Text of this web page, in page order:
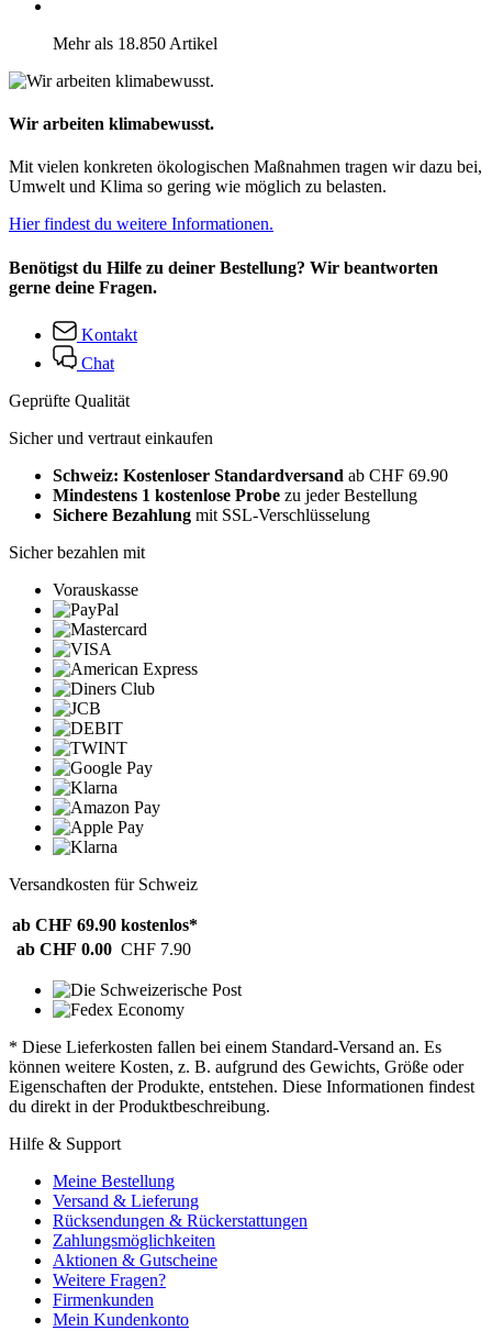
Mehr als 18.850 Artikel
Wir arbeiten klimabewusst.
Mit vielen konkreten ökologischen Maßnahmen tragen wir dazu bei,
Umwelt und Klima so gering wie möglich zu belasten.
Hier findest du weitere Informationen.
Benötigst du Hilfe zu deiner Bestellung? Wir beantworten
gerne deine Fragen.
Kontakt
Chat
Geprüfte Qualität
Sicher und vertraut einkaufen
Schweiz: Kostenloser Standardversand ab CHF 69.90
Mindestens 1 kostenlose Probe zu jeder Bestellung
Sichere Bezahlung mit SSL-Verschlüsselung
Sicher bezahlen mit
Vorauskasse
Versandkosten für Schweiz
ab CHF 69.90 kostenlos*
ab CHF 0.00 CHF 7.90
* Diese Lieferkosten fallen bei einem Standard-Versand an. Es
können weitere Kosten, z. B. aufgrund des Gewichts, Größe oder
Eigenschaften der Produkte, entstehen. Diese Informationen findest
du direkt in der Produktbeschreibung.
Hilfe & Support
Meine Bestellung
Versand & Lieferung
Rücksendungen & Rückerstattungen
Zahlungsmöglichkeiten
Aktionen & Gutscheine
Weitere Fragen?
Firmenkunden
Mein Kundenkonto